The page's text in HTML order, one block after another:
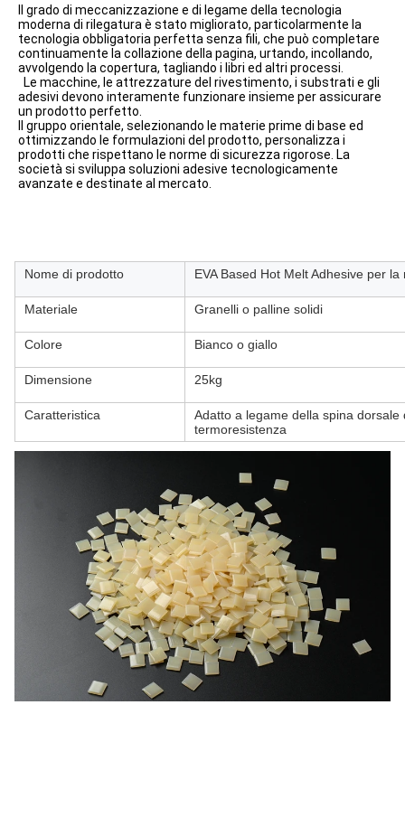
Il grado di meccanizzazione e di legame della tecnologia
moderna di rilegatura è stato migliorato, particolarmente la
tecnologia obbligatoria perfetta senza fili, che può completare
continuamente la collazione della pagina, urtando, incollando,
avvolgendo la copertura, tagliando i libri ed altri processi.
Le macchine, le attrezzature del rivestimento, i substrati e gli
adesivi devono interamente funzionare insieme per assicurare
un prodotto perfetto.
Il gruppo orientale, selezionando le materie prime di base ed
ottimizzando le formulazioni del prodotto, personalizza i
prodotti che rispettano le norme di sicurezza rigorose. La
società si sviluppa soluzioni adesive tecnologicamente
avanzate e destinate al mercato.
Nome di prodotto EVA Based Hot Melt Adhesive per
Materiale Granelli o palline solidi
Colore Bianco o giallo
Dimensione 25kg
Caratteristica
Adatto a legame della spina
termoresistenza